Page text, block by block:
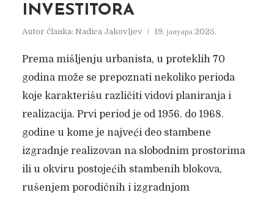
INVESTITORA
Autor članka: Nadica Jakovljev 19. јануара 2025.
Prema mišljenju urbanista, u proteklih 70
godina može se prepoznati nekoliko perioda
koje karakterišu različiti vidovi planiranja i
realizacija. Prvi period je od 1956. do 1968.
godine u kome je najveći deo stambene
izgradnje realizovan na slobodnim prostorima
ili u okviru postojećih stambenih blokova,
rušenjem porodičnih i izgradnjom